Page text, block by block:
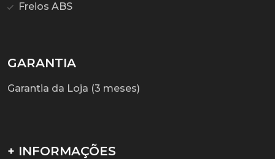
Freios ABS
GARANTIA
Garantia da Loja (3 meses)
+ INFORMAÇÕES